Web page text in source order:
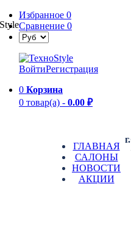
Избранное 0
Сравнение 0
ВойтиРегистрация
0 Корзина
0 товар(а) - 0.00 ₽
ГЛАВНАЯ
САЛОНЫ
НОВОСТИ
АКЦИИ